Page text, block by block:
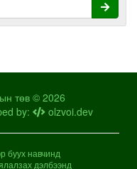
төв © 2026
by: olzvoi.dev
буух навчинд
дэлбээнд